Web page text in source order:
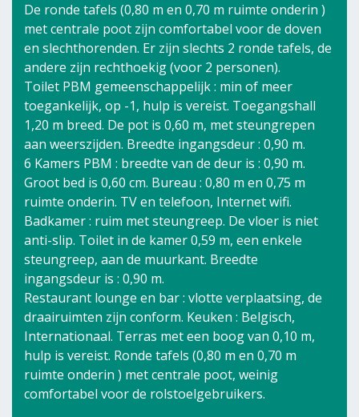
De ronde tafels (0,80 m en 0,70 m ruimte onderin )
met centrale poot zijn comfortabel voor de doven
en slechthorenden. Er zijn slechts 2 ronde tafels, de
andere zijn rechthoekig (voor 2 personen).
Toilet PBM gemeenschappelijk : min of meer
toegankelijk, op -1, hulp is vereist. Toegangshall
1,20 m breed. De pot is 0,60 m, met steungrepen
aan weerszijden. Breedte ingangsdeur : 0,90 m.
6 Kamers PBM : breedte van de deur is : 0,90 m.
Groot bed is 0,60 cm. Bureau : 0,80 m en 0,75 m
ruimte onderin. TV en telefoon, Internet wifi.
Badkamer : ruim met steungreep. De vloer is niet
anti-slip. Toilet in de kamer 0,59 m, een enkele
steungreep, aan de muurkant. Breedte
ingangsdeur is : 0,90 m.
Restaurant lounge en bar : vlotte verplaatsing, de
draairuimten zijn conform. Keuken : Belgisch,
Internationaal. Terras met een boog van 0,10 m,
hulp is vereist. Ronde tafels (0,80 m en 0,70 m
ruimte onderin ) met centrale poot, weinig
comfortabel voor de rolstoelgebruikers.